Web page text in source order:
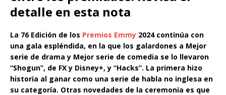
detalle en esta nota
La 76 Edición de los Premios Emmy 2024 continúa con
una gala espléndida, en la que los galardones a Mejor
serie de drama y Mejor serie de comedia se lo llevaron
“Shogun”, de FX y Disney+, y “Hacks”. La primera hizo
historia al ganar como una serie de habla no inglesa en
su categoría. Otras novedades de la ceremonia es que